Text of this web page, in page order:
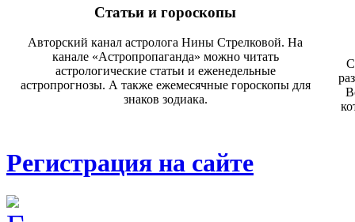
Статьи и гороскопы
Авторский канал астролога Нины Стрелковой. На
канале «Астропропаганда» можно читать
астрологические статьи и еженедельные
астропрогнозы. А также ежемесячные гороскопы для
знаков зодиака.
Регистрация на сайте